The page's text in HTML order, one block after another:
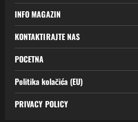
INFO MAGAZIN
KONTAKTIRAJTE NAS
POCETNA
Politika kolačića (EU)
PRIVACY POLICY